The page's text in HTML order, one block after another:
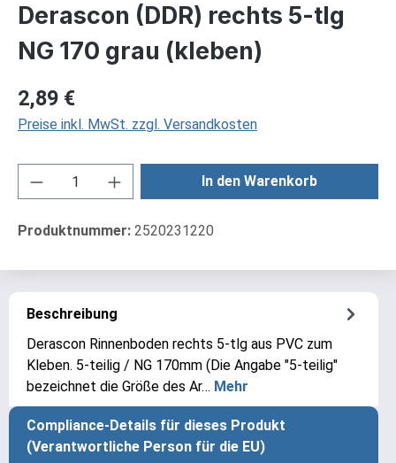
Derascon (DDR) rechts 5-tlg
NG 170 grau (kleben)
Regulärer Preis:
2,89 €
Preise inkl. MwSt. zzgl. Versandkosten
Produkt Anzahl: Gib den gewünschten
In den Warenkorb
Produktnummer: 2520231220
Beschreibung
Derascon Rinnenboden rechts 5-tlg aus PVC zum
Kleben. 5-teilig / NG 170mm (Die Angabe "5-teilig"
bezeichnet die Größe des Ar… Mehr
Compliance-Details für dieses Produkt
(Verantwortliche Person für die EU)